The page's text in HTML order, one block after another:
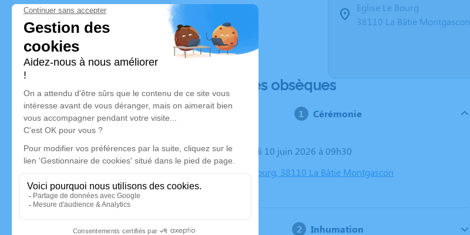
Eglise Le Bourg
38110 La Bâtie Montgascon
Déroulé des obsèques
Cérémonie
Le mercredi 10 juin 2026 à 09h30
Eglise Le Bourg, 38110 La Bâtie Montgascon
Inhumation